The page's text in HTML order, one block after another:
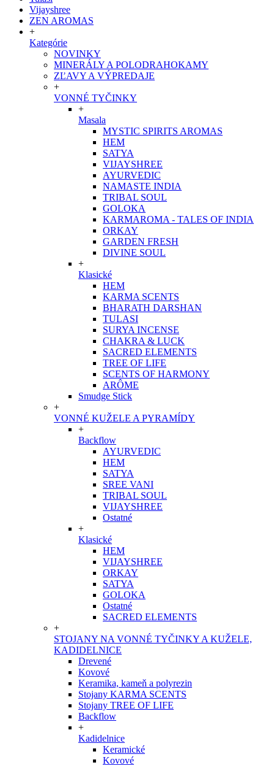
Vijayshree
ZEN AROMAS
+
Kategórie
NOVINKY
MINERÁLY A POLODRAHOKAMY
ZĽAVY A VÝPREDAJE
+
VONNÉ TYČINKY
+
Masala
MYSTIC SPIRITS AROMAS
HEM
SATYA
VIJAYSHREE
AYURVEDIC
NAMASTE INDIA
TRIBAL SOUL
GOLOKA
KARMAROMA - TALES OF INDIA
ORKAY
GARDEN FRESH
DIVINE SOUL
+
Klasické
HEM
KARMA SCENTS
BHARATH DARSHAN
TULASI
SURYA INCENSE
CHAKRA & LUCK
SACRED ELEMENTS
TREE OF LIFE
SCENTS OF HARMONY
ARÔME
Smudge Stick
+
VONNÉ KUŽELE A PYRAMÍDY
+
Backflow
AYURVEDIC
HEM
SATYA
SREE VANI
TRIBAL SOUL
VIJAYSHREE
Ostatné
+
Klasické
HEM
VIJAYSHREE
ORKAY
SATYA
GOLOKA
Ostatné
SACRED ELEMENTS
+
STOJANY NA VONNÉ TYČINKY A KUŽELE,
KADIDELNICE
Drevené
Kovové
Keramika, kameň a polyrezin
Stojany KARMA SCENTS
Stojany TREE OF LIFE
Backflow
+
Kadidelnice
Keramické
Kovové